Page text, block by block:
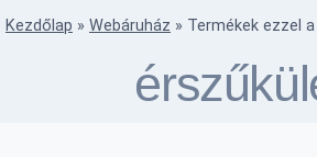
Kezdőlap » Webáruház » Termékek ezzel